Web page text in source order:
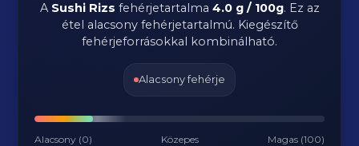
A Sushi Rizs fehérjetartalma 4.0 g / 100g. Ez az
étel alacsony fehérjetartalmú. Kiegészítő
fehérjeforrásokkal kombinálható.
Alacsony fehérje
Alacsony (0) Közepes Magas (100)